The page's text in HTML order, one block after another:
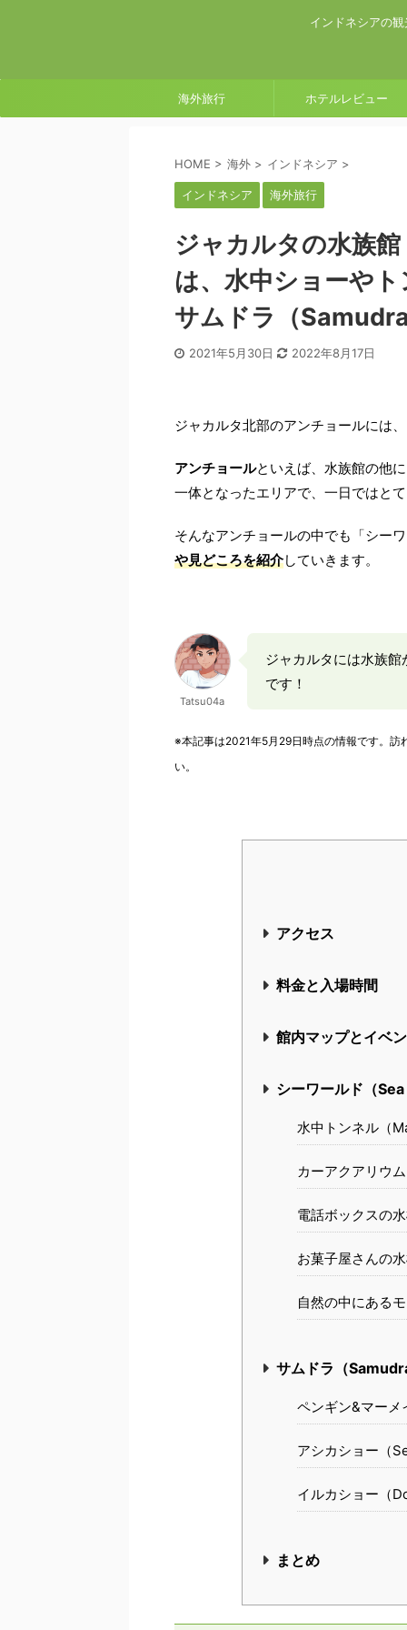
インドネシアの
海外旅行 ホテルレビュー
HOME > 海外 > インドネシア >
インドネシア 海外旅行
ジャカルタの水族
は、水中ショーや
サムドラ（
2021年5月30日 2022年8月17日
ジャカルタ北部のアンチョールには、
アンチョールといえば、水族館の他
一体となったエリアで、一日ではと
そんなアンチョールの中でも「シー
や見どころを紹介していきます。
Tatsu04a
ジャカルタには水族
です！
※本記事は2021年5月29日時点の情報です。訪
い。
アクセス
料金と入場時間
館内マップとイベ
シーワールド（
水中トンネル（
カーアクアリウ
電話ボックスの
お菓子屋さんの
自然の中にある
サムドラ（
ペンギン&マー
アシカショー（
イルカショー（
まとめ